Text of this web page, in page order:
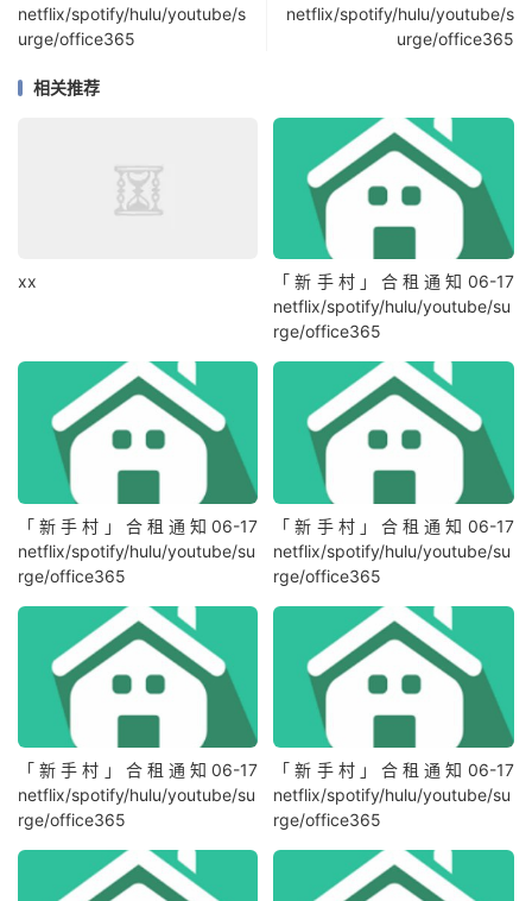
netflix/spotify/hulu/youtube/s
urge/office365
netflix/spotify/hulu/youtube/s
urge/office365
相关推荐
xx
「新手村」合租通知06-17
netflix/spotify/hulu/youtube/su
rge/office365
「新手村」合租通知06-17
netflix/spotify/hulu/youtube/su
rge/office365
「新手村」合租通知06-17
netflix/spotify/hulu/youtube/su
rge/office365
「新手村」合租通知06-17
netflix/spotify/hulu/youtube/su
rge/office365
「新手村」合租通知06-17
netflix/spotify/hulu/youtube/su
rge/office365